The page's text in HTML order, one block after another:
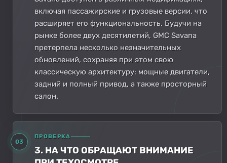
включая пассажирские и грузовые версии, что
расширяет его функциональность. Будучи на
рынке более двух десятилетий, GMC Savana
претерпела несколько незначительных
обновлений, сохраняя при этом свою
классическую архитектуру: мощные двигатели,
задний и полный привод, а также просторный
салон.
03
ПРОВЕРКА
3. НА ЧТО ОБРАЩАЮТ ВНИМАНИЕ